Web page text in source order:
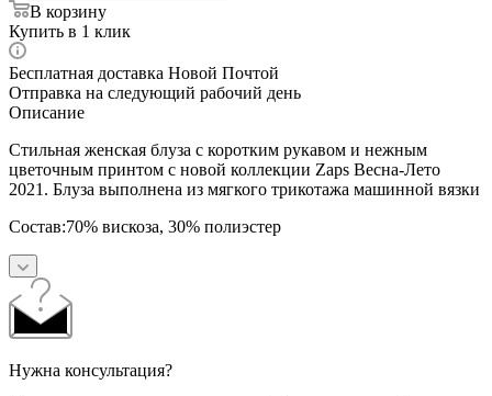
В корзину
Купить в 1 клик
Бесплатная доставка Новой Почтой
Отправка на следующий рабочий день
Описание
Стильная женская блуза с коротким рукавом и нежным
цветочным принтом с новой коллекции Zaps Весна-Лето
2021. Блуза выполнена из мягкого трикотажа машинной вязки
Состав:70% вискоза, 30% полиэстер
Нужна консультация?